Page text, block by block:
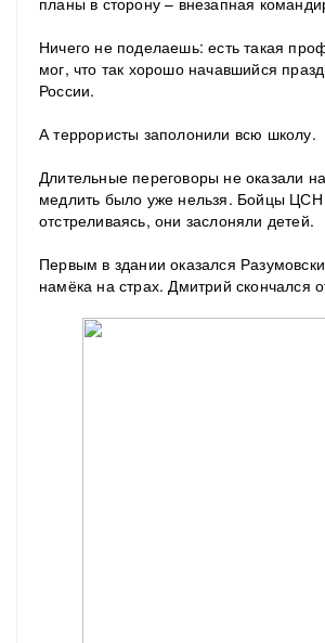
Ничего не поделаешь: есть такая
мог, что так хорошо начавшийся
России.
А террористы заполонили всю школу.
Длительные переговоры не оказали
медлить было уже нельзя. Бойцы
отстреливаясь, они заслоняли детей.
Первым в здании оказался
намёка на страх. Дмитрий скончался